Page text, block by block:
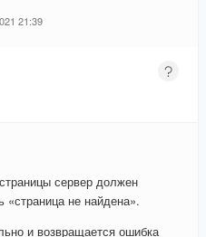
21:39
сервер должен
«страница не найдена».
и возвращается ошибка